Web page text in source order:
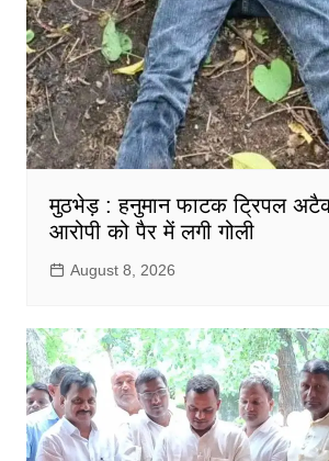
मुठभेड़ : हनुमान फाटक ट्रिपल
आरोपी को पैर में लगी गोली
August 8, 2026